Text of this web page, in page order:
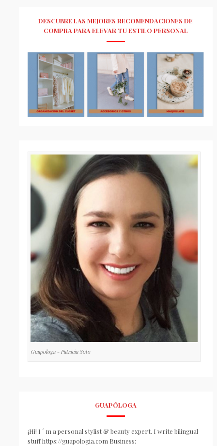
DESCUBRE LAS MEJORES RECOMENDACIONES DE
COMPRA PARA ELEVAR TU ESTILO PERSONAL
Guapologa - Patricia Soto
GUAPÓLOGA
¡Hi! I ´ m a personal stylist & beauty expert. I write bilingual
stuff https://guapologia.com Business: